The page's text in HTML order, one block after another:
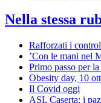
Nella stessa
Rafforzati i
’Con le mani nel
Primo passo per
Obesity day, 10
Il Covid oggi
ASL Caserta: i